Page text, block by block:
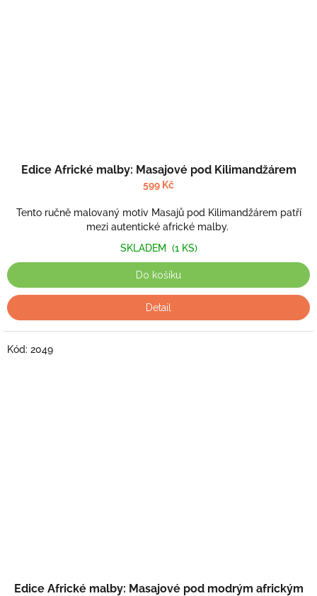
Edice Africké malby: Masajové pod Kilimandžárem
599 Kč
Tento ručně malovaný motiv Masajů pod Kilimandžárem patří
mezi autentické africké malby.
SKLADEM (1 KS)
Do košíku
Detail
hodnocení
Edice Africké malby: Masajové pod modrým africkým
Kód: 2049